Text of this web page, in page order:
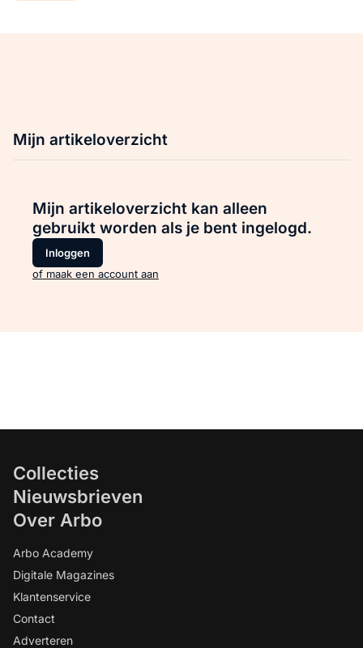
Mijn artikeloverzicht
Mijn artikeloverzicht kan alleen
gebruikt worden als je bent ingelogd.
Inloggen
of maak een account aan
Collecties
Nieuwsbrieven
Over Arbo
Arbo Academy
Digitale Magazines
Klantenservice
Contact
Adverteren